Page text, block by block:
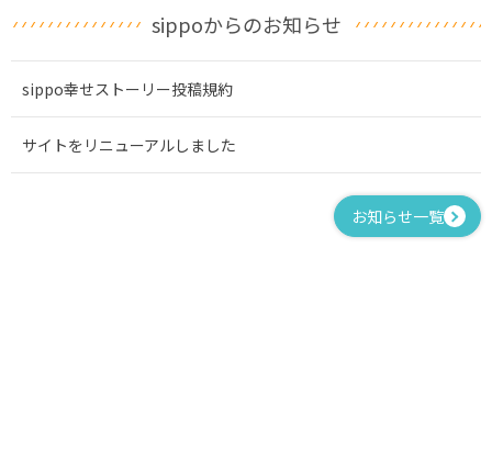
sippoからのお知らせ
sippo幸せストーリー投稿規約
サイトをリニューアルしました
お知らせ一覧